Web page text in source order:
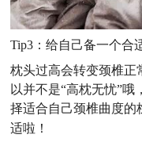
Tip3 ：给自己备一个合
枕头过高会转变颈椎正
以并不是“高枕无忧”哦
择适合自己颈椎曲度的
适啦！